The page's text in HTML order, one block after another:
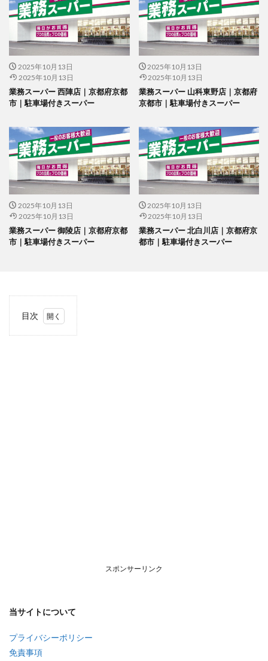
2025年10月13日
2025年10月13日
業務スーパー 西陣店｜京都府京都
市｜駐車場付きスーパー
2025年10月13日
2025年10月13日
業務スーパー 山科東野店｜京都府
京都市｜駐車場付きスーパー
2025年10月13日
2025年10月13日
業務スーパー 御陵店｜京都府京都
市｜駐車場付きスーパー
2025年10月13日
2025年10月13日
業務スーパー 北白川店｜京都府京
都市｜駐車場付きスーパー
目次
スポンサーリンク
当サイトについて
プライバシーポリシー
免責事項